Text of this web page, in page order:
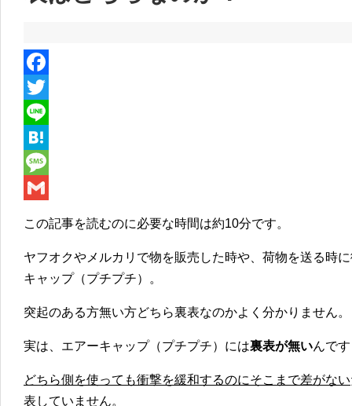
F
a
e
b
k
T
w
ii
n
H
a
n
a
M
s
a
g
e
a
l
この記事を読むのに必要な時間は約10分です。
ヤフオクやメルカリで物を販売した時や、荷物を送る時
キャップ（プチプチ）。
突起のある方無い方どちら裏表なのかよく分かりません。
実は、エアーキャップ（プチプチ）には裏表が無いんで
どちら側を使っても衝撃を緩和するのにそこまで差がない
表していません。